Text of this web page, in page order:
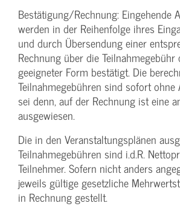
Bestätigung­/Rechnung: Eingehende
werden in der Reihenfolge ihres
und durch Übersendung einer
Rechnung über die
geeigneter Form bestätigt. Die
Teilnahmegebühren sind sofort ohne
sei denn, auf der Rechnung ist eine
ausgewiesen.
Die in den Veranstaltungsplänen
Teilnahmegebühren sind i.d.R.
Teilnehmer. Sofern nicht anders
jeweils gültige gesetzliche
in Rechnung gestellt.